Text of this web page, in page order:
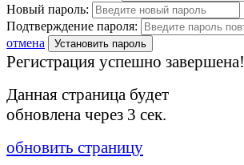
Новый пароль:
Подтверждение пароля:
отмена
Установить пароль
Регистрация успешно завершена!
Данная страница будет
обновлена через 3 сек.
обновить страницу